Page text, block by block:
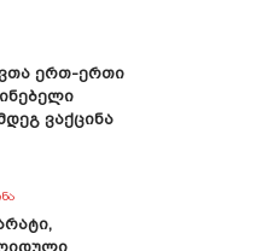
Ერთ-Ერთი
Ვაქცინა